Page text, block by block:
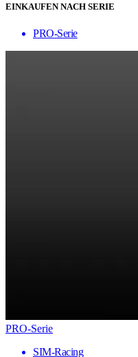
EINKAUFEN NACH SERIE
PRO-Serie
PRO-Serie
SIM-Racing